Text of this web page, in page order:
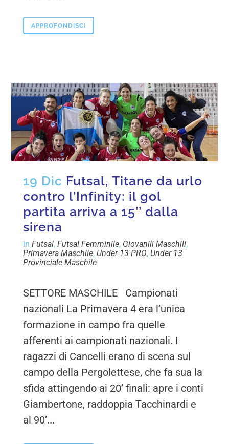
APPROFONDISCI
19 Dic Futsal, Titane da urlo
contro l’Infinity: il gol
partita arriva a 15’’ dalla
sirena
inFutsal,Futsal Femminile, Giovanili Maschili,
Primavera Maschile, Under 13 PRO, Under 13
Provinciale Maschile
SETTORE MASCHILE Campionati
nazionali La Primavera 4 era l’unica
formazione in campo fra quelle
afferenti ai campionati nazionali. I
ragazzi di Cancelli erano di scena sul
campo della Pergolettese, che fa sua la
sfida attingendo ai 20’ finali: apre i conti
Giambertone, raddoppia Tacchinardi e
al 90’...